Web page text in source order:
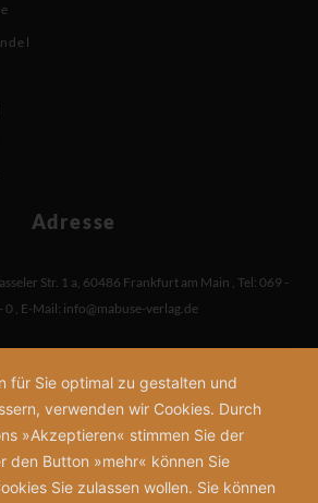
Adresse
Str. 1 a, 60486 Frankfurt am Main , Tel: 069 -
0 , E-Mail: info@mabuse-verlag.de
für Sie optimal zu gestalten und
verwenden wir Cookies. Durch
»Akzeptieren« stimmen Sie der
den Button »mehr« können Sie
Sie zulassen wollen. Sie können